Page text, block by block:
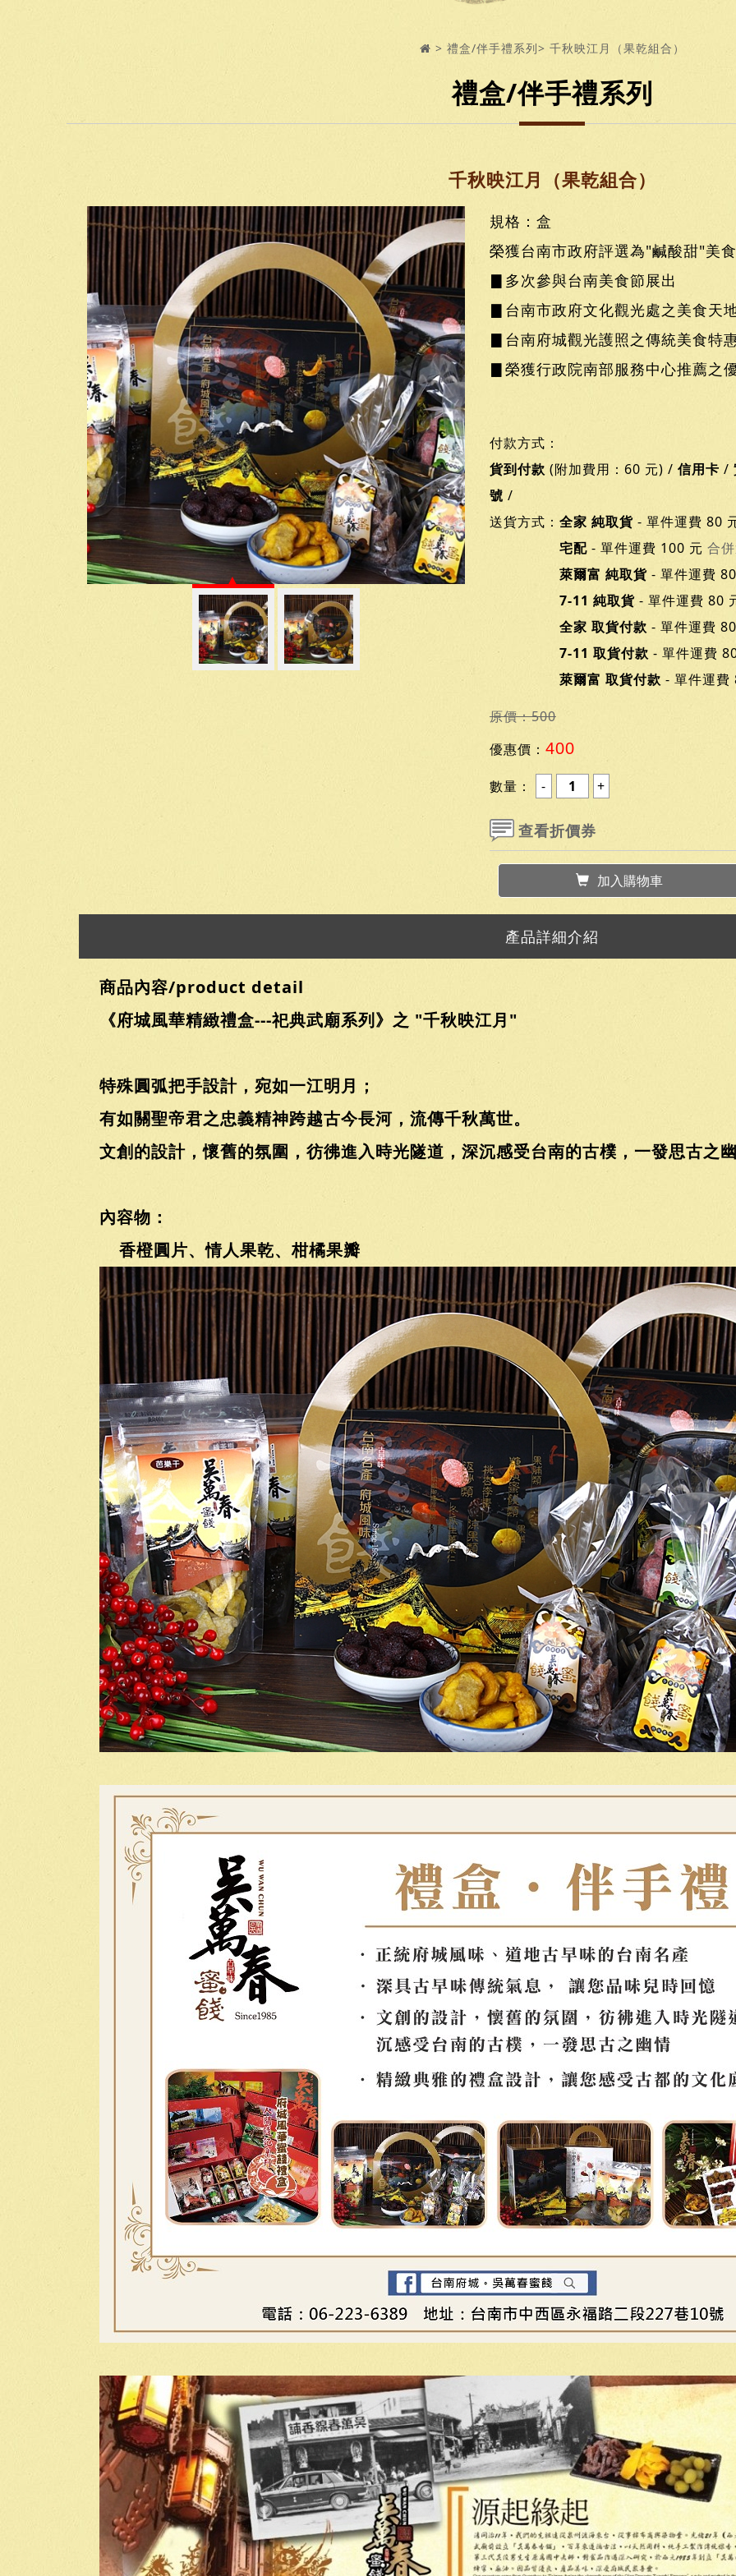
禮盒/伴手禮系列 千秋映江月（果乾組合）
禮盒/伴手禮系列
千秋映江月（果乾組合）
規格：盒
榮獲台南市政府評選為"鹹酸甜"美
▊多次參與台南美食節展出
▊台南市政府文化觀光處之美食天
▊台南府城觀光護照之傳統美食特
▊榮獲行政院南部服務中心推薦之
付款方式：
貨到付款 (附加費用：60 元) / 信用卡 /
號 /
送貨方式： 全家 純取貨- 單件運費 80
宅配- 單件運費 100 元 合
萊爾富 純取貨- 單件運費
7-11 純取貨- 單件運費 80
全家 取貨付款 - 單件運費
7-11 取貨付款 - 單件運費
萊爾富 取貨付款 - 單件運
原價：500
優惠價： 400
數量：
查看折價券
加入購物車
產品詳細介紹
商品內容/product detail
《府城風華精緻禮盒---祀典武廟系列》之 "千秋映江月"
特殊圓弧把手設計，宛如一江明月；
有如關聖帝君之忠義精神跨越古今長河，流傳千秋萬世。
文創的設計，懷舊的氛圍，彷彿進入時光隧道，深沉感受台南的古樸，一發思古之
內容物：
香橙圓片、情人果乾、柑橘果瓣